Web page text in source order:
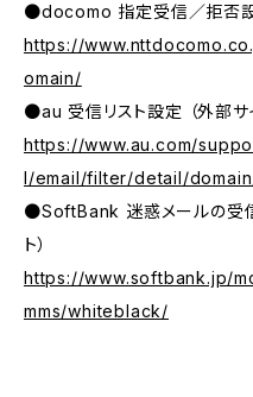
●docomo 指定受信／拒否設
https://
omain/
●au 受信リスト設定 （外部サ
https://www.au.com/
l/email/filter/detail/
●SoftBank 迷惑メールの受信
ト）
https://www.softbank.jp/
mms/whiteblack/